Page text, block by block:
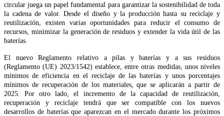
circular juega un papel fundamental para garantizar la sostenibilidad de toda
la cadena de valor. Desde el diseño y la producción hasta su reciclaje y
reutilización, existen varias oportunidades para reducir el consumo de
recursos, minimizar la generación de residuos y extender la vida útil de las
baterías.
El nuevo Reglamento relativo a pilas y baterías y a sus residuos
(Reglamento (UE) 2023/1542) establece, entre otras medidas, unos niveles
mínimos de eficiencia en el reciclaje de las baterías y unos porcentajes
mínimos de recuperación de los materiales, que se aplicarán a partir de
2025. Por otro lado, el incremento de la capacidad de reutilización,
recuperación y reciclaje tendrá que ser compatible con los nuevos
desarrollos de baterías que aparezcan en el mercado durante los próximos